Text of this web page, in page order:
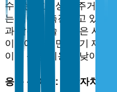
수요는 효율성과 주거용
는 점에서 촉진되고 있습
과 같은 기술 발전은 사용
이터에 따르면, 전기 제설
이고 운영 비용이 낮아짐
응용 분야별: 지방자치단체